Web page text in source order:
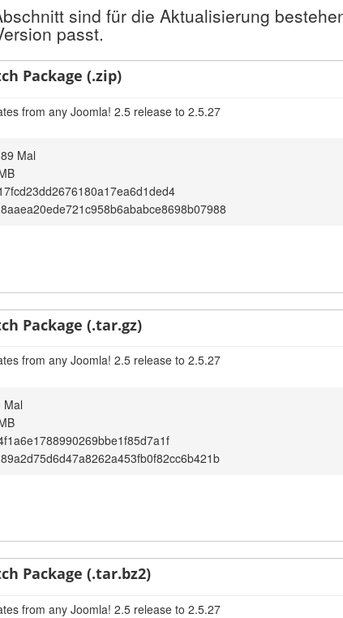
sind für die Aktualisierung
passt.
Package (.zip)
from any Joomla! 2.5 release to 2.5.27
Mal
Package (.tar.gz)
from any Joomla! 2.5 release to 2.5.27
Mal
Package (.tar.bz2)
from any Joomla! 2.5 release to 2.5.27